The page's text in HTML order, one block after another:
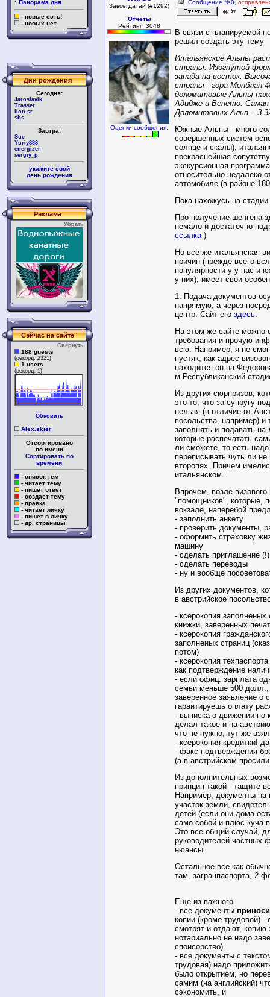
· Панорама дня
- новые есть!
- новых нет.
Дни рождения
Сегодня:
Jaroslavik
Trasser
lion.sr
sbs
Завтра:
Sue
Yuriy888
energizer
sergiy_p
укажите свой
день рождения
Реклама
Убрать
Сейчас на сайте
Свернуть
188 guests
(рекорд: 2321)
1 users
(рекорд: 1)
Обновить
Alex.skier
Отсортировано
по имени
Сортировать по
времени
- список тем
- читает тему
- пишет ответ
- создает тему
- правка
- читает личку
- пишет в личку
- др. страницы
Завсегдатай (#1292)
Отчеты
Рейтинг: 3048
Оценки сообщения:
Сообщение №0 ,
В связи с планируемой
решил создать эту тему
Итальянские Альпы
страны. Изогнутой
запада на восток.
страны - гора Монблан
доломитовые Альпы
Адидже и Венето. Самая
Доломитовых Альп – 3
Южные Альпы - много
совершенных систем
солнце и скалы),
прекраснейшая
экскурсионная
относительно недалеко
автомобиле (в районе
Пока нахожусь на
Про получение шенгена
немало и достаточно
ссылка)
Но всё же итальянская
причин (прежде всего
популярности у у нас и
у них), имеет свои
1. Подача документов
напрямую, а через
центр. Сайт его здесь.
На этом же сайте можно
требования и прочую
всю. Например, я не смог
пустяк, как адрес
находится он на
м.Республиканский
Из других сюрпризов,
это то, что за супругу
нельзя (в отличие от
посольства, например) и
заполнять и подавать
которые распечатать
ли сможете, то есть
переписывать чуть ли не
второпях. Причем
итальянском.
Впрочем, возле визового
"помощников", которые,
вокзале, наперебой
- заполнить анкету
- проверить документы,
- оформить страховку
машину
- сделать приглашение (!)
- сделать переводы
- ну и вообще
Из других документов,
в австрийское
- ксерокопия заполненых
книжки, заверенных
- ксерокопия
заполненых страниц
потом)
- ксерокопия
как подтверждение
- если офиц. зарплата
семьи меньше 500 долл.,
заверенное заявление о
гарантируешь оплату
- выписка о движении по
делал такое и на
что не нужно, тут же
- ксерокопия кредитки!
- факс подтверждения
(а в австрийском
Из дополнительных
принцип такой - тащите
Например, документы на
участок земли,
детей (если они дома
само собой и плюс куча
Это все общий случай,
руководителей частных
нюансы.
Остальное всё как
там, загранпаспорта, 2
Еще из важного
- все документы
копии (кроме трудовой) -
смотрят и отдают, копию
нотариально не надо
спонсорство)
- все документы с
трудовая) надо
было открытием, но
самим (на английский)
сэкономить, и